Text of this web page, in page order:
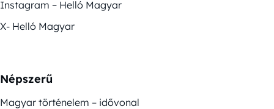
Instagram – Helló Magyar
X- Helló Magyar
Népszerű
Magyar történelem – idővonal